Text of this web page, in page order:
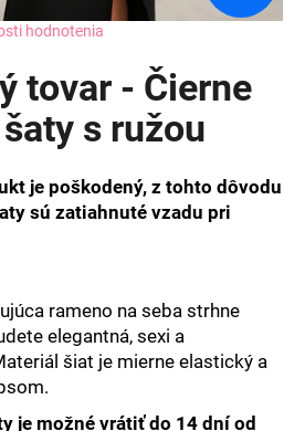
hodnotenia
tovar - Čierne
s ružou
je poškodený, z tohto dôvodu
sú zatiahnuté vzadu pri
rameno na seba strhne
elegantná, sexi a
šiat je mierne elastický a
je možné vrátiť do 14 dní od